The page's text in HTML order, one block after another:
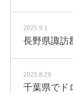
2025.9.1
長野県諏訪
2025.8.29
千葉県でド